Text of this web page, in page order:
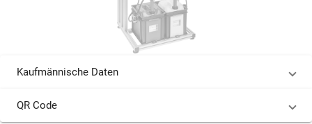
Kaufmännische Daten
QR Code